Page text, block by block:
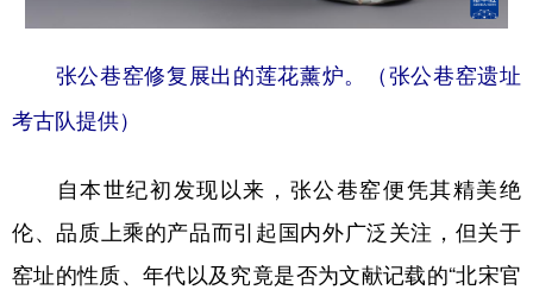
Deutsch Português
张公巷窑修复展出的莲花薰炉。（张公巷窑遗址
考古队提供）
自本世纪初发现以来，张公巷窑便凭其精美绝
伦、品质上乘的产品而引起国内外广泛关注，但关于
窑址的性质、年代以及究竟是否为文献记载的“北宋官